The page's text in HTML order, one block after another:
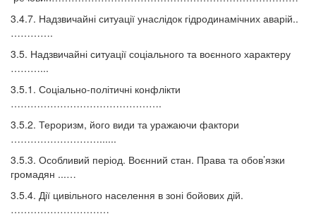
3.4.7. Надзвичайні ситуації унаслідок гідродинамічних аварій..
………….
3.5. Надзвичайні ситуації соціального та воєнного характеру
………...
3.5.1. Соціально-політичні конфлікти
……………………………………….
3.5.2. Тероризм, його види та уражаючи фактори
………………………......
3.5.3. Особливий період. Воєнний стан. Права та обов’язки
громадян ...…
3.5.4. Дії цивільного населення в зоні бойових дій.
…………………………